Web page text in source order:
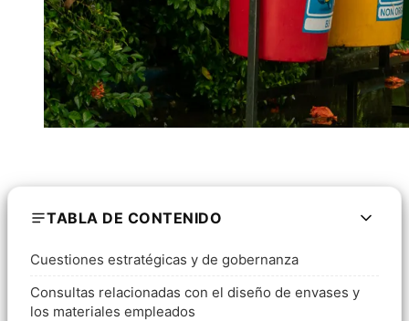
TABLA DE CONTENIDO
Cuestiones estratégicas y de gobernanza
Consultas relacionadas con el diseño de envases y
los materiales empleados